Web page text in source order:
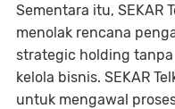
Sementara itu, SEKAR
menolak rencana
strategic holding
kelola bisnis. SEKAR
untuk mengawal